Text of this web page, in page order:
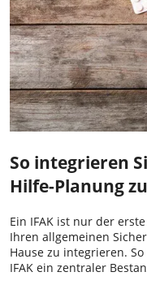
So integrieren
Hilfe-Planung
Ein IFAK ist nur der
Ihren allgemeinen
Hause zu integrieren.
IFAK ein zentraler